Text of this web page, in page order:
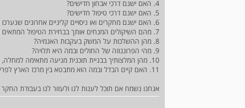
4. האם ישנם דרכי אבחון חדישים?
5. האם ישנם דרכי טיפול חדישים?
6. האם ישנם מחקרים ואו ניסויים קליניים אחרונים שנערכו בנושא המחלה?
7. מהם השיקולים המנחים אותך בבחירת הטיפול המתאים לחולה מסוים?
8. מהן ההשלכות על המשק בעקבות האנמיה?
9. מהי הפרוגנוזה של החולים ובמה היא תלויה?
10. מהן המלצותיך בבניית תוכנית מניעה מתאימה למחלה, לאוכלוסיה הכללית, לאוכלוסיה בסיכון ולאנשים שלקו בתופעה?
11. האם קיים הבדל ובמה הוא מתבטא בין מרכז הארץ לפריפריה בנושא אבחון וטיפול במחלה?
אנחנו נשמח אם תוכל לענות לנו ולעזור לנו בעבודת החקר